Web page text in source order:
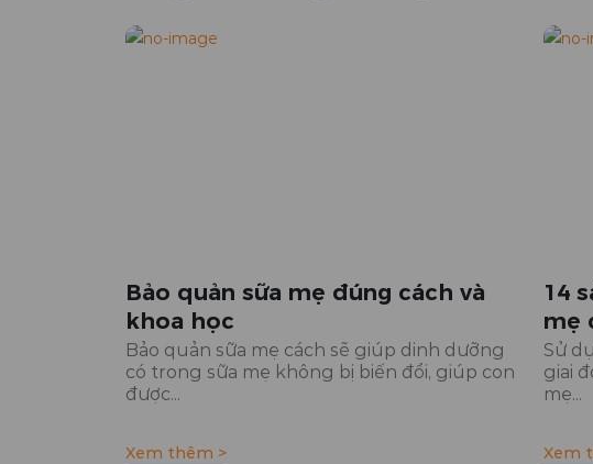
Bảo quản sữa mẹ đúng cách và
khoa học
Bảo quản sữa mẹ cách sẽ giúp dinh dưỡng
có trong sữa mẹ không bị biến đổi, giúp con
được...
Xem thêm >
14
mẹ
Sử
giai
mẹ...
Xem